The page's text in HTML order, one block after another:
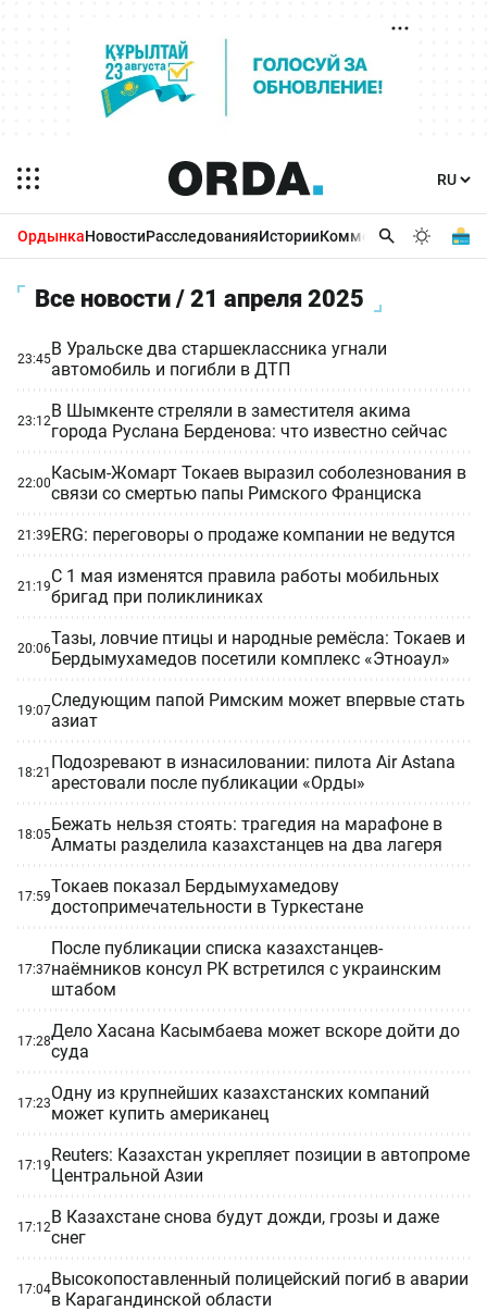
ОрдынкаНовостиРасследованияИсторииКомментарииБизнес
Все новости / 21 апреля 2025
23:45В Уральске два старшеклассника угнали
автомобиль и погибли в ДТП
23:12В Шымкенте стреляли в заместителя акима
города Руслана Берденова: что известно сейчас
22:00Касым-Жомарт Токаев выразил соболезнования в
связи со смертью папы Римского Франциска
21:39ERG: переговоры о продаже компании не ведутся
21:19С 1 мая изменятся правила работы мобильных
бригад при поликлиниках
20:06Тазы, ловчие птицы и народные ремёсла: Токаев и
Бердымухамедов посетили комплекс «Этноаул»
19:07Следующим папой Римским может впервые стать
азиат
18:21 Подозревают в изнасиловании: пилота Air Astana
арестовали после публикации «Орды»
18:05Бежать нельзя стоять: трагедия на марафоне в
Алматы разделила казахстанцев на два лагеря
17:59Токаев показал Бердымухамедову
достопримечательности в Туркестане
17:37
После публикации списка казахстанцев-
наёмников консул РК встретился с украинским
штабом
17:28Дело Хасана Касымбаева может вскоре дойти до
суда
17:23Одну из крупнейших казахстанских компаний
может купить американец
17:19Reuters: Казахстан укрепляет позиции в автопроме
Центральной Азии
17:12В Казахстане снова будут дожди, грозы и даже
снег
17:04Высокопоставленный полицейский погиб в аварии
в Карагандинской области